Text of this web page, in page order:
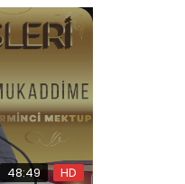
48:49 HD